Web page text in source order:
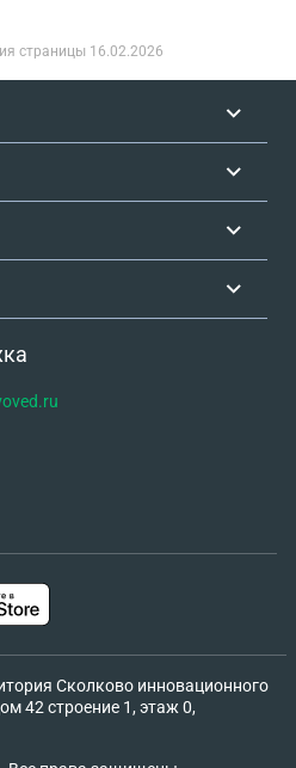
страницы 16.02.2026
Сколково инновационного
42 строение 1, этаж 0,